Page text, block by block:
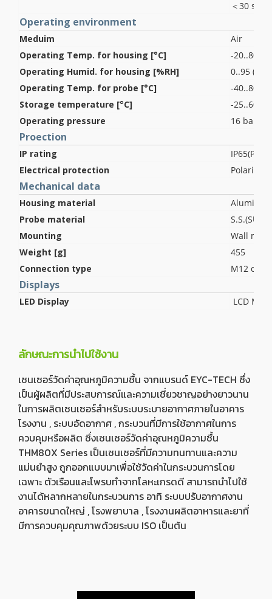
＜30 sec
Operating environment
Meduim
Air
Operating Temp. for housing [°C]
-20..80 ;
Operating Humid. for housing [%RH]
0..95
Operating Temp. for probe [°C]
-40..80
Storage temperature [°C]
-25..60
Operating pressure
16 bar
Proection
IP rating
Electrical protection
Polarity
Mechanical data
Housing material
Probe material
Mounting
Wall
Weight [g]
455
Connection type
M12
Displays
LED Display LCD
ลักษณะการนำไปใช้งาน
เซนเซอร์วัดค่าอุณหภูมิความชื้น จากแบรนด์ EYC-TECH ซึ่ง
เป็นผู้ผลิตที่มีประสบการณ์และความเชี่ยวชาญอย่างยาวนาน
ในการผลิตเซนเซอร์สำหรับระบบระบายอากาศภายในอาคาร
โรงงาน , ระบบอัดอากาศ , กระบวนที่มีการใช้อากาศในการ
ควบคุมหรือผลิต ซึ่งเซนเซอร์วัดค่าอุณหภูมิความชื้น
THM80X Series เป็นเซนเซอร์ที่มีความทนทานและความ
แม่นยำสูง ถูกออกแบบมาเพื่อใช้วัดค่าในกระบวนการโดย
เฉพาะ ตัวเรือนและโพรบทำจากโลหะเกรดดี สามารถนำไปใช้
งานได้หลากหลายในกระบวนการ อาทิ ระบบปรับอากาศงาน
อาคารขนาดใหญ่ , โรงพยาบาล , โรงงานผลิตอาหารและยาที่
มีการควบคุมคุณภาพด้วยระบบ ISO เป็นต้น